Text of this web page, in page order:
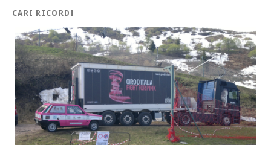
CARI RICORDI